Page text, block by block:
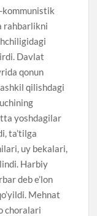
rahbarlikni
Davlat
qonun
qilishdagi
yoshdagilar
ta’tilga
uy bekalari,
Harbiy
deb e’lon
Mehnat
choralari